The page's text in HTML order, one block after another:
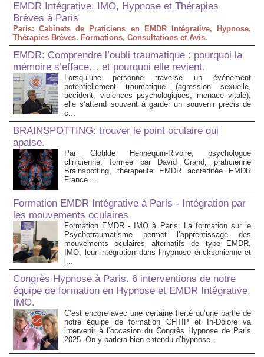
EMDR Intégrative, IMO, Hypnose et Thérapies
Brèves à Paris
Paris: Cabinets de Praticiens en EMDR Intégrative, Hypnose,
Thérapies Brèves. Formations, Consultations et Avis.
EMDR: Comprendre l’oubli traumatique : pourquoi la
mémoire s’efface… et pourquoi elle revient.
Lorsqu’une personne traverse un événement
potentiellement traumatique (agression sexuelle,
accident, violences psychologiques, menace vitale),
elle s’attend souvent à garder un souvenir précis de
c...
BRAINSPOTTING: trouver le point oculaire qui
apaise.
Par Clotilde Hennequin-Rivoire, psychologue
clinicienne, formée par David Grand, praticienne
Brainspotting, thérapeute EMDR accréditée EMDR
France....
Formation EMDR Intégrative à Paris - Intégration par
les mouvements oculaires
Formation EMDR - IMO à Paris: La formation sur le
Psychotraumatisme permet l’apprentissage des
mouvements oculaires alternatifs de type EMDR,
IMO, leur intégration dans l’hypnose éricksonienne et
l...
Congrès Hypnose à Paris. 6 interventions de notre
équipe de formation en Hypnose et EMDR Intégrative,
IMO.
C’est encore avec une certaine fierté qu’une partie de
notre équipe de formation CHTIP et In-Dolore va
intervenir à l’occasion du Congrès Hypnose de Paris
2025. On y parlera bien entendu d’hypnose...